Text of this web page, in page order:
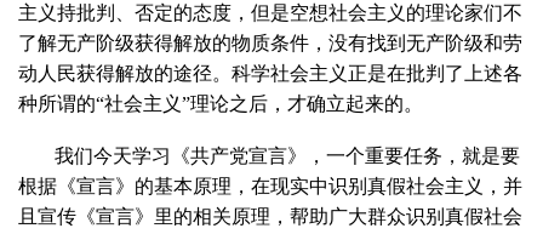
主义持批判、否定的态度，但是空想社会主义的理论家们不
了解无产阶级获得解放的物质条件，没有找到无产阶级和劳
动人民获得解放的途径。科学社会主义正是在批判了上述各
种所谓的“社会主义”理论之后，才确立起来的。
我们今天学习《共产党宣言》，一个重要任务，就是要
根据《宣言》的基本原理，在现实中识别真假社会主义，并
且宣传《宣言》里的相关原理，帮助广大群众识别真假社会